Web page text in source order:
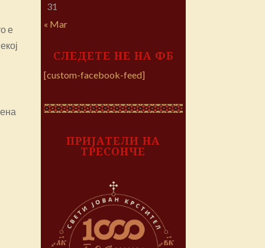
е
31
« Mar
СЛЕДЕТЕ НЕ НА ФБ
[custom-facebook-feed]
ПРИЈАТЕЛИ НА
ТРЕСОНЧЕ